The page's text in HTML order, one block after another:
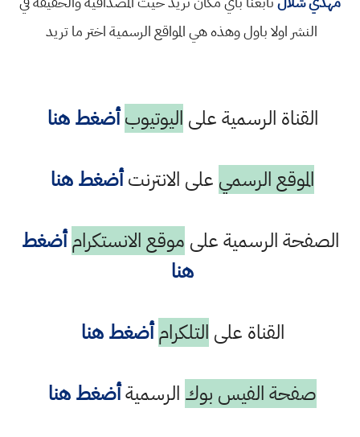
النشر اولا باول وهذه هي المواقع الرسمية اختر ما تريد
القناة الرسمية على اليوتيوب أضغط هنا
الموقع الرسمي على الانترنتأضغط هنا
الصفحة الرسمية على موقع الانستكرام أضغط
هنا
القناة على التلكرام أضغط هنا
صفحة الفيس بوك الرسميةأضغط هنا